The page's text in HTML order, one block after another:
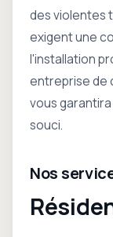
des violentes
exigent une
l'installation
entreprise de
vous
souci.
Nos